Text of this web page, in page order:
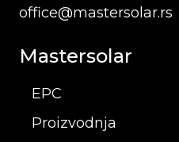
office@mastersolar.rs
Mastersolar
EPC
Proizvodnja